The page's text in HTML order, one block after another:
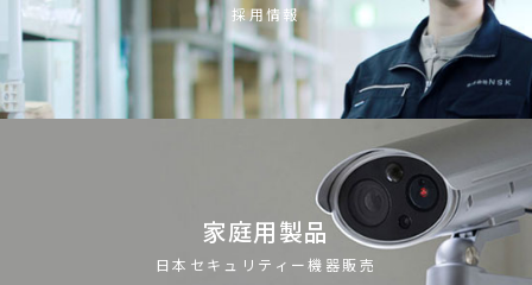
採用情報
家庭用製品
日本セキュリティー機器販売